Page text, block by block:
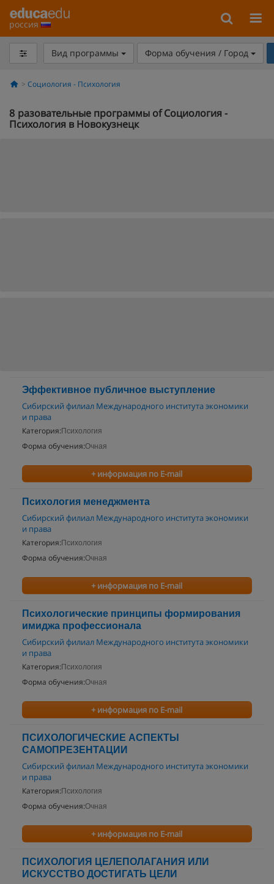
россия
Вид программы Форма обучения / Город
Социология - Психология
8 разовательные программы of Социология -
Психология в Новокузнецк
Эффективное публичное выступление
Сибирский филиал Международного института экономики
и права
Категория: Психология
Форма обучения:Очная
+ информация по E-mail
Психология менеджмента
Сибирский филиал Международного института экономики
и права
Категория: Психология
Форма обучения:Очная
+ информация по E-mail
Психологические принципы формирования
имиджа профессионала
Сибирский филиал Международного института экономики
и права
Категория: Психология
Форма обучения:Очная
+ информация по E-mail
ПСИХОЛОГИЧЕСКИЕ АСПЕКТЫ
САМОПРЕЗЕНТАЦИИ
Сибирский филиал Международного института экономики
и права
Категория: Психология
Форма обучения:Очная
+ информация по E-mail
ПСИХОЛОГИЯ ЦЕЛЕПОЛАГАНИЯ ИЛИ
ИСКУССТВО ДОСТИГАТЬ ЦЕЛИ